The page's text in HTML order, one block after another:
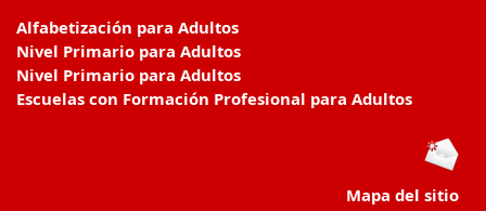
Alfabetización para Adultos
Nivel Primario para Adultos
Nivel Primario para Adultos
Escuelas con Formación Profesional para Adultos
Mapa del sitio